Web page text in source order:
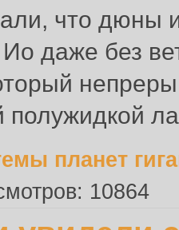
что дюны
Ио даже без
полужидкой
планет
10864